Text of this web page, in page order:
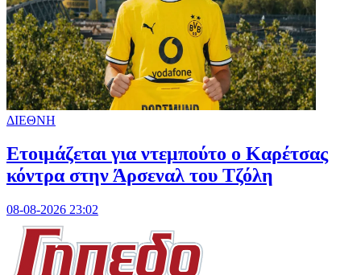
ΔΙΕΘΝΗ
Ετοιμάζεται για ντεμπούτο ο Καρέτσας
κόντρα στην Άρσεναλ του Τζόλη
08-08-2026 23:02